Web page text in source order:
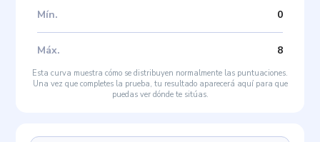
Mín. 0
Máx. 8
Esta curva muestra cómo se distribuyen normalmente las puntuaciones.
Una vez que completes la prueba, tu resultado aparecerá aquí para que
puedas ver dónde te sitúas.